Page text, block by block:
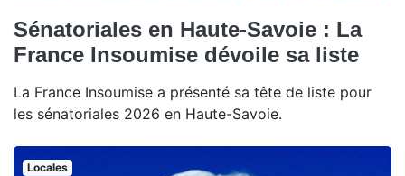
Sénatoriales en Haute-Savoie : La
France Insoumise dévoile sa liste
La France Insoumise a présenté sa tête de liste pour
les sénatoriales 2026 en Haute-Savoie.
Locales